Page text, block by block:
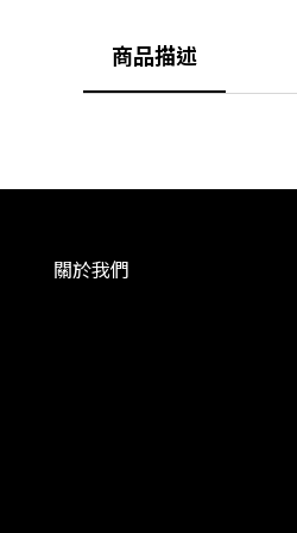
商品描述
關於我們